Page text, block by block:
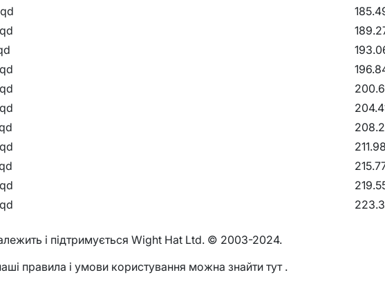
і підтримується Wight Hat Ltd. © 2003-2024.
правила і умови користування можна знайти тут .